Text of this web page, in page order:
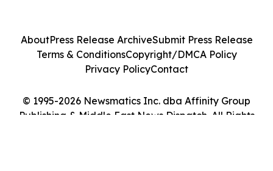
© 1995-2026 Newsmatics Inc. dba Affinity Group
Publishing & Middle East News Dispatch. All Rights
AboutPress Release ArchiveSubmit Press Release
Terms & ConditionsCopyright/DMCA Policy
Privacy PolicyContact